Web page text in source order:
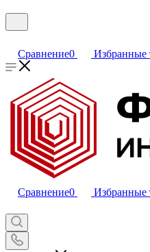
Сравнение0 Избранные
Сравнение0 Избранные